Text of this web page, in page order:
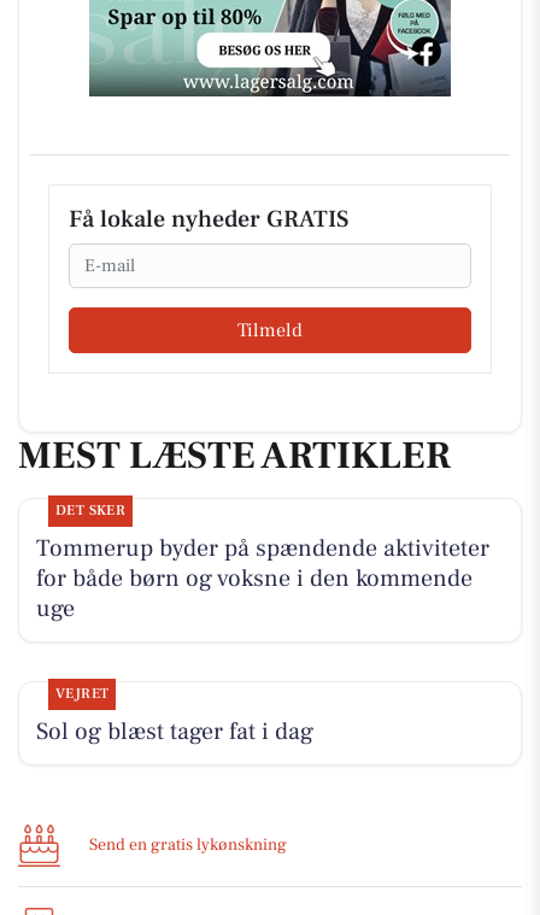
Få lokale nyheder GRATIS
Email
Tilmeld
MEST LÆSTE ARTIKLER
DET SKER
Tommerup byder på spændende aktiviteter
for både børn og voksne i den kommende
uge
VEJRET
Sol og blæst tager fat i dag
Send en gratis lykønskning